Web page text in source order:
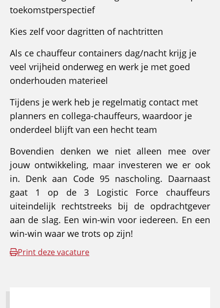
toekomstperspectief
Kies zelf voor dagritten of nachtritten
Als ce chauffeur containers dag/nacht krijg je
veel vrijheid onderweg en werk je met goed
onderhouden materieel
Tijdens je werk heb je regelmatig contact met
planners en collega-chauffeurs, waardoor je
onderdeel blijft van een hecht team
Bovendien denken we niet alleen mee over
jouw ontwikkeling, maar investeren we er ook
in. Denk aan Code 95 nascholing. Daarnaast
gaat 1 op de 3 Logistic Force chauffeurs
uiteindelijk rechtstreeks bij de opdrachtgever
aan de slag. Een win-win voor iedereen. En een
win-win waar we trots op zijn!
Print deze vacature